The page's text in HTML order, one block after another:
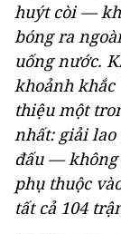
huýt còi —
bóng ra
uống nước.
khoảnh khắc
thiệu một
nhất: giải lao
đấu — không
phụ thuộc
tất cả 104